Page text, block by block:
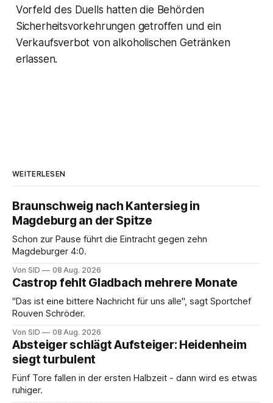
Vorfeld des Duells hatten die Behörden
Sicherheitsvorkehrungen getroffen und ein
Verkaufsverbot von alkoholischen Getränken
erlassen.
WEITERLESEN
Braunschweig nach Kantersieg in
Magdeburg an der Spitze
Schon zur Pause führt die Eintracht gegen zehn
Magdeburger 4:0.
Von SID 08 Aug. 2026
Castrop fehlt Gladbach mehrere Monate
"Das ist eine bittere Nachricht für uns alle", sagt Sportchef
Rouven Schröder.
Von SID 08 Aug. 2026
Absteiger schlägt Aufsteiger: Heidenheim
siegt turbulent
Fünf Tore fallen in der ersten Halbzeit - dann wird es etwas
ruhiger.